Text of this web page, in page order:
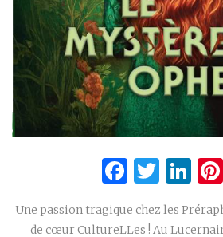
Une passion tragique chez les
de cœur CultureLLes ! Au